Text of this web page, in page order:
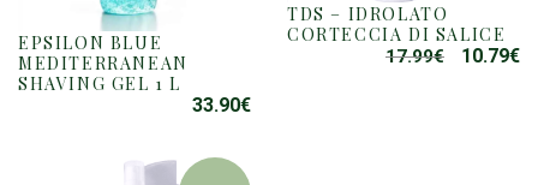
EPSILON BLUE
MEDITERRANEAN
SHAVING GEL 1 L
33.90€
TDS – IDROLATO
CORTECCIA DI SALICE
17.99€
IL
10.79€IL